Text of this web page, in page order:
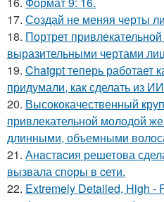
17. Создай не меняя черты
18. Портрет
выразительными чертами
19. Chatgpt теперь работает
придумали, как сделать из
20. Высококачественный
привлекательной молодой
длинными, объемными
21. Анaстacия решетова
вызвала споры в cети.
22. Extremely Detailed, High -